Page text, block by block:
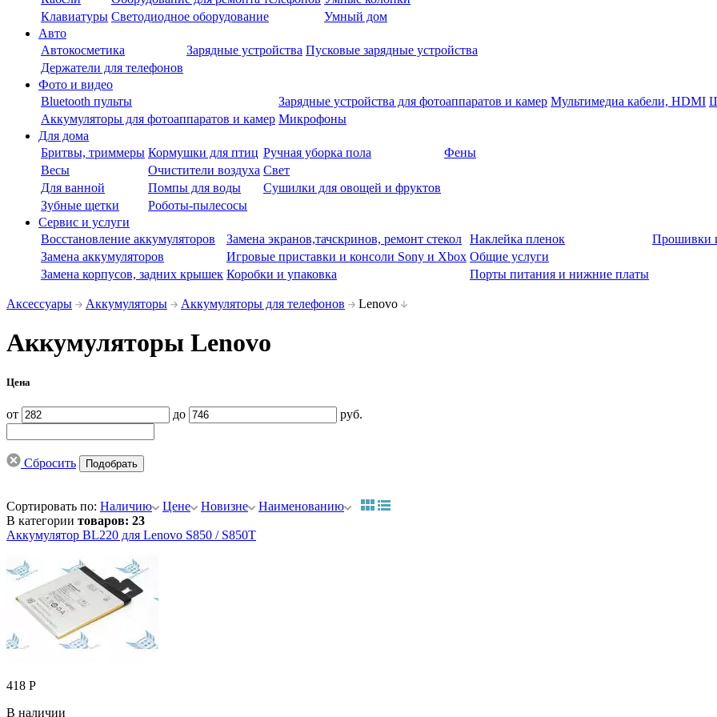
Клавиатуры Светодиодное оборудование
Умный дом
Авто
Автокосметика
Зарядные устройства Пусковые зарядные устройства
Держатели для телефонов
Фото и видео
Bluetooth пульты
Зарядные устройства для фотоаппаратов и камер Мультимедиа кабели, HDMI
Аккумуляторы для фотоаппаратов и камер Микрофоны
Для дома
Бритвы, триммеры Кормушки для птиц Ручная уборка пола
Фены
Весы
Очистители воздуха Свет
Для ванной
Помпы для воды
Сушилки для овощей и фруктов
Зубные щетки
Роботы-пылесосы
Сервис и услуги
Восстановление аккумуляторов
Замена экранов,тачскринов, ремонт стекол Наклейка пленок
Прошивки
Замена аккумуляторов
Игровые приставки и консоли Sony и Xbox Общие услуги
Замена корпусов, задних крышек Коробки и упаковка Порты питания и нижние платы
Аксессуары Аккумуляторы Аккумуляторы для телефонов Lenovo
Аккумуляторы Lenovo
Цена
от до руб.
Сбросить
Сортировать по: Наличию Цене Новизне
Наименованию
В категории товаров: 23
Аккумулятор BL220 для Lenovo S850 / S850T
418 Р
В наличии